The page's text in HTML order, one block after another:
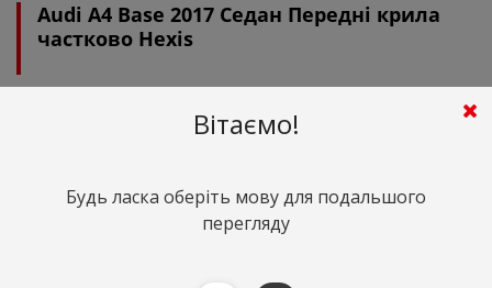
Audi A4 Base 2017 Седан Передні крила
частково Hexis
грн.
Вітаємо!
Будь ласка оберіть мову для подальшого
перегляду